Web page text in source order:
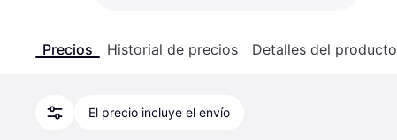
Precios Historial de precios Detalles del producto
El precio incluye el envío